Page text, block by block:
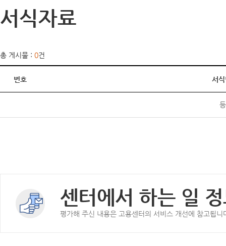
서식자료
총 게시물 : 0건
번호 서
센터에서 하는 일
평가해 주신 내용은 고용센터의 서비스 개선에 참고됩니